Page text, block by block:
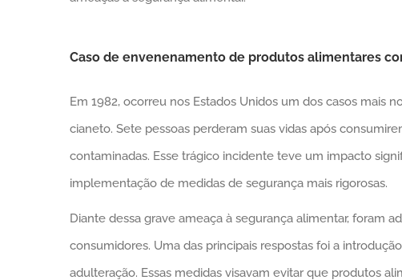
Caso de envenenamento de produtos alimentares
Em 1982, ocorreu nos Estados Unidos um dos casos
cianeto. Sete pessoas perderam suas vidas após
contaminadas. Esse trágico incidente teve um impacto
implementação de medidas de segurança mais rigorosas.
Diante dessa grave ameaça à segurança alimentar, foram
consumidores. Uma das principais respostas foi a
adulteração. Essas medidas visavam evitar que produtos